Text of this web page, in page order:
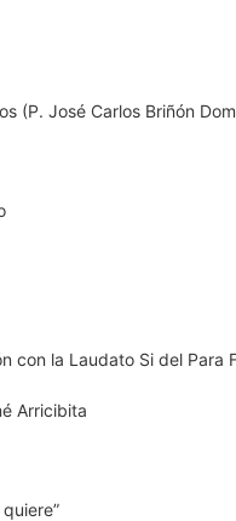
(P. José Carlos Briñón
con la Laudato Si del Para
Arricibita